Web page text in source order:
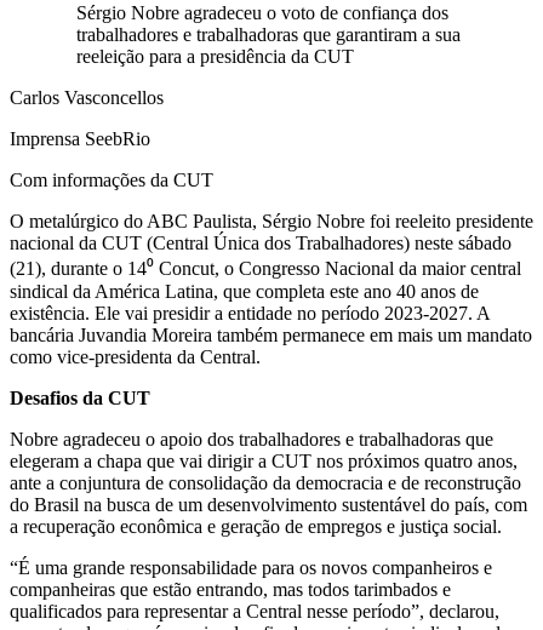
Sérgio Nobre agradeceu o voto de confiança dos
trabalhadores e trabalhadoras que garantiram a sua
reeleição para a presidência da CUT
Carlos Vasconcellos
Imprensa SeebRio
Com informações da CUT
O metalúrgico do ABC Paulista, Sérgio Nobre foi reeleito presidente
nacional da CUT (Central Única dos Trabalhadores) neste sábado
(21), durante o 14⁰ Concut, o Congresso Nacional da maior central
sindical da América Latina, que completa este ano 40 anos de
existência. Ele vai presidir a entidade no período 2023-2027. A
bancária Juvandia Moreira também permanece em mais um mandato
como vice-presidenta da Central.
Desafios da CUT
Nobre agradeceu o apoio dos trabalhadores e trabalhadoras que
elegeram a chapa que vai dirigir a CUT nos próximos quatro anos,
ante a conjuntura de consolidação da democracia e de reconstrução
do Brasil na busca de um desenvolvimento sustentável do país, com
a recuperação econômica e geração de empregos e justiça social.
“É uma grande responsabilidade para os novos companheiros e
companheiras que estão entrando, mas todos tarimbados e
qualificados para representar a Central nesse período”, declarou,